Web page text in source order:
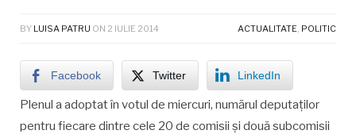
BY LUISA PATRU ON 2 IULIE 2014 ACTUALITATE, POLITIC
Facebook Twitter LinkedIn
Plenul a adoptat în votul de miercuri, numărul deputaţilor
pentru fiecare dintre cele 20 de comisii şi două subcomisii